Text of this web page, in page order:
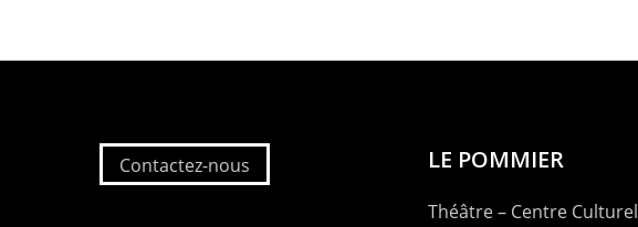
Contactez-nous LE POMMIER
Théâtre – Centre Culturel